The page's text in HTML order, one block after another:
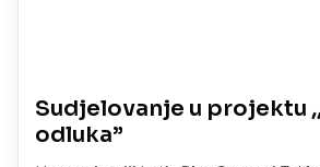
Sudjelovanje u projektu
odluka”